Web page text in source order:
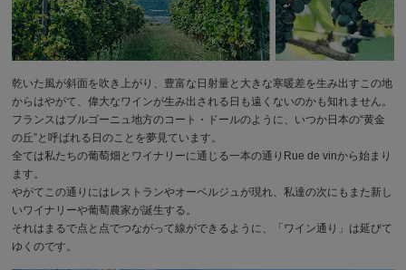
乾いた風が斜面を吹き上がり、豊富な日射量と大きな寒暖差を生み出すこの地
からはやがて、偉大なワインが生み出される日も遠くないのかも知れません。
フランスはブルゴーニュ地方のコート・ドールのように、いつか日本の“黄金
の丘”と呼ばれる日のことを夢見ています。
全ては私たちの葡萄畑とワイナリーに通じる一本の通りRue de vinから始まり
ます。
やがてこの通りにはレストランやオーベルジュが現れ、私達の次にもまた新し
いワイナリーや葡萄農家が誕生する。
それはまるで点と点でつながって線ができるように、「ワイン通り」は延びて
ゆくのです。